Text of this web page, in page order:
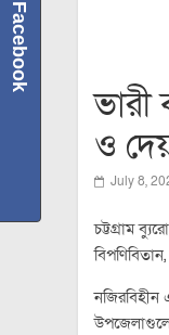
ভারী
ও
July 8,
চট্টগ্রাম
Facebook